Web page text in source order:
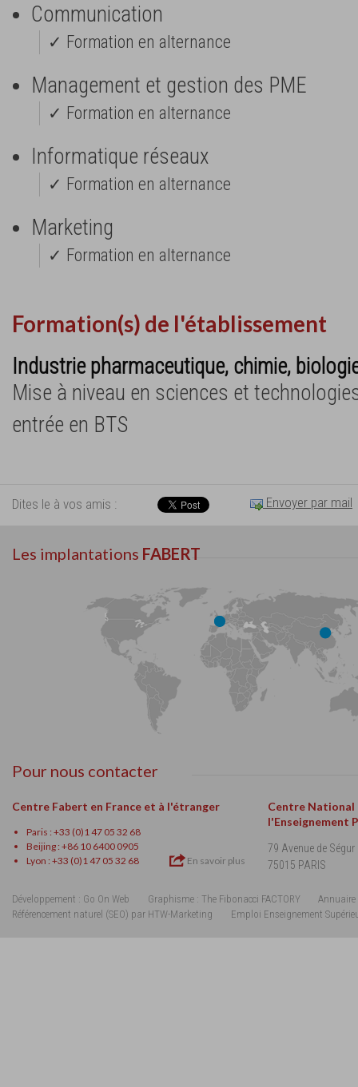
Communication
✓ Formation en alternance
Management et gestion des PME
✓ Formation en alternance
Informatique réseaux
✓ Formation en alternance
Marketing
✓ Formation en alternance
Formation(s) de l'établissement
Industrie pharmaceutique, chimie,
Mise à niveau en sciences et
entrée en BTS
Dites le à vos amis : Envoyer par mail
Les implantations FABERT
Pour nous contacter
Centre Fabert en France et à l'étranger
Paris : +33 (0)1 47 05 32 68
Beijing : +86 10 6400 0905
Lyon : +33 (0)1 47 05 32 68
En savoir plus
Centre National
l'Enseignement
79 Avenue de Ségur
75015 PARIS
Développement : Go On Web Graphisme : The Fibonacci FACTORY
Annuaire
Référencement naturel (SEO) par HTW-Marketing
Emploi Enseignement